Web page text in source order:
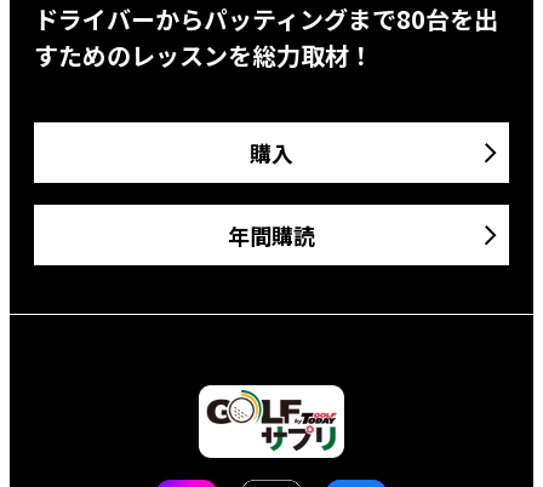
ドライバーからパッティングまで80台を出
すためのレッスンを総力取材！
購入
年間購読